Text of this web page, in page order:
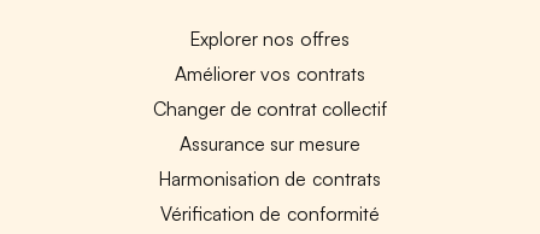
Explorer nos offres
Améliorer vos contrats
Changer de contrat collectif
Assurance sur mesure
Harmonisation de contrats
Vérification de conformité